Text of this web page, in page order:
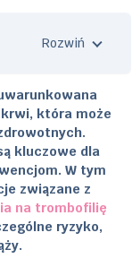
która może
kluczowe dla
W tym
związane z
na trombofilię
ryzyko,